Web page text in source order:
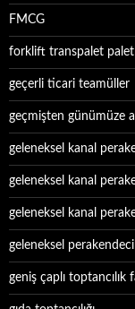
FMCG
forklift transpalet palet
geçerli ticari teamüller
geçmişten günümüze
geleneksel kanal
geleneksel kanal
geleneksel kanal
geleneksel
geniş çaplı